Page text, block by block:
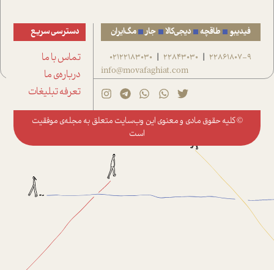
فیدیبو طاقچه دیجی‌کالا جار مگ‌ایران
22861807-9
|
22843030
|
02122183030
info@movafaghiat.com
دسترسی سریع
تماس با ما
درباره‌ی ما
تعرفه تبلیغات
© کلیه حقوق مادی و معنوی این وب‌سایت متعلق به مجله‌ی موفقیت
است